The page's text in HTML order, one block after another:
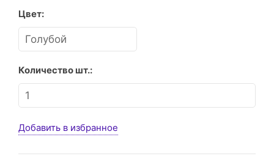
Цвет:
Количество шт.:
Добавить в избранное